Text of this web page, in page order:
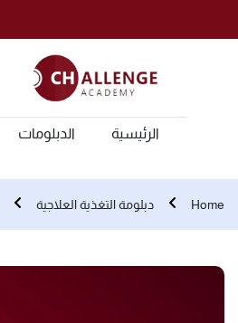
الرئيسية الدبلومات
Home دبلومة التغذية العلاجية